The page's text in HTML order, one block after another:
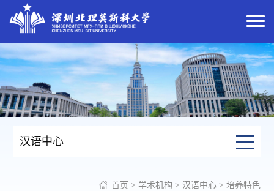
汉语中心
首页 > 学术机构 > 汉语中心> 培养特色